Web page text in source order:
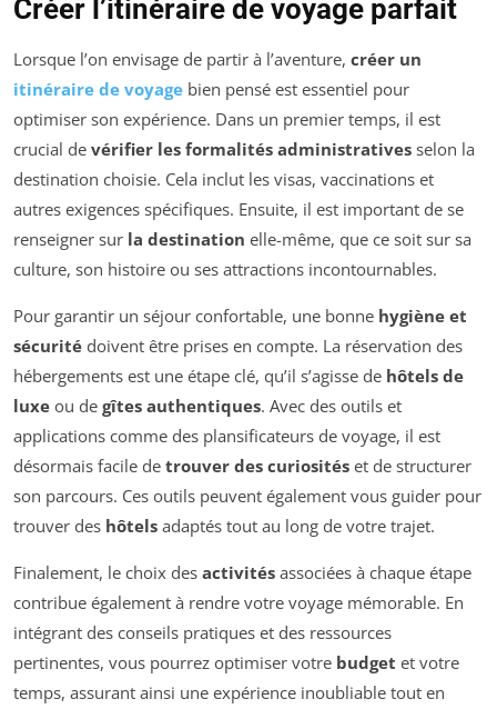
Créer l’itinéraire de voyage parfait
Lorsque l’on envisage de partir à l’aventure, créer un
itinéraire de voyage bien pensé est essentiel pour
optimiser son expérience. Dans un premier temps, il est
crucial de vérifier les formalités administratives selon la
destination choisie. Cela inclut les visas, vaccinations et
autres exigences spécifiques. Ensuite, il est important de se
renseigner sur la destination elle-même, que ce soit sur sa
culture, son histoire ou ses attractions incontournables.
Pour garantir un séjour confortable, une bonne hygiène et
sécurité doivent être prises en compte. La réservation des
hébergements est une étape clé, qu’il s’agisse de hôtels de
luxe ou de gîtes authentiques. Avec des outils et
applications comme des plansificateurs de voyage, il est
désormais facile de trouver des curiosités et de structurer
son parcours. Ces outils peuvent également vous guider pour
trouver des hôtels adaptés tout au long de votre trajet.
Finalement, le choix des activités associées à chaque étape
contribue également à rendre votre voyage mémorable. En
intégrant des conseils pratiques et des ressources
pertinentes, vous pourrez optimiser votre budget et votre
temps, assurant ainsi une expérience inoubliable tout en